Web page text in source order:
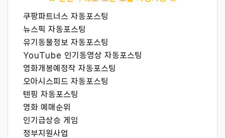
쿠팡파트너스 자동포스팅
뉴스픽 자동포스팅
유기동물정보 자동포스팅
YouTube 인기동영상 자동포스팅
영화개봉예정작 자동포스팅
오아시스피드 자동포스팅
텐핑 자동포스팅
영화 예매순위
인기급상승 게임
정부지원사업